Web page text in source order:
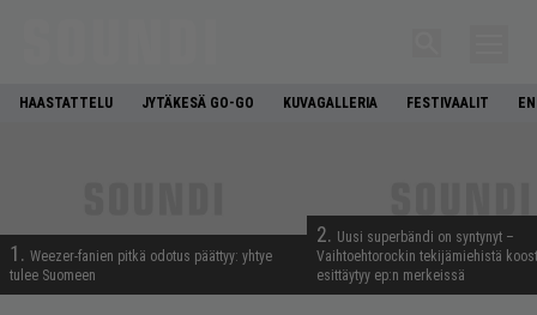
HAASTATTELU JYTÄKESÄ GO-GO KUVAGALLERIA FESTIVAALIT
1. Weezer-fanien pitkä odotus päättyy: yhtye
tulee Suomeen
2. Uusi superbändi on syntynyt –
Vaihtoehtorockin tekijämiehistä
esittäytyy ep:n merkeissä